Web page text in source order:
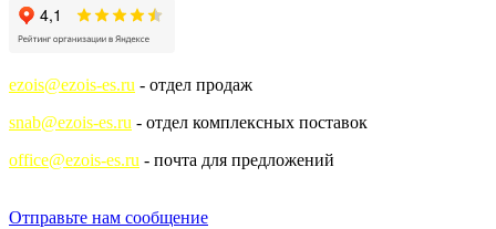
ezois@ezois-es.ru - отдел продаж
snab@ezois-es.ru - отдел комплексных поставок
office@ezois-es.ru - почта для предложений
Отправьте нам сообщение